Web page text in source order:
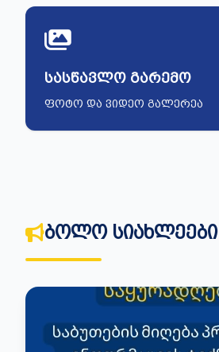
ᲡᲐᲡᲬᲐᲕᲚᲝ ᲒᲐᲠᲔᲛᲝ
ᲤᲝᲢᲝ ᲓᲐ ᲕᲘᲓᲔᲝ ᲒᲐᲚᲔᲠᲔᲐ
ᲑᲝᲚᲝ ᲡᲘᲐᲮᲚᲔᲔᲑᲘ